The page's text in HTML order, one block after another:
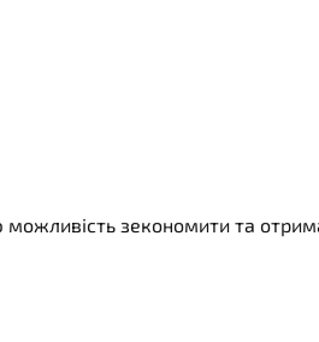
можливість зекономити та